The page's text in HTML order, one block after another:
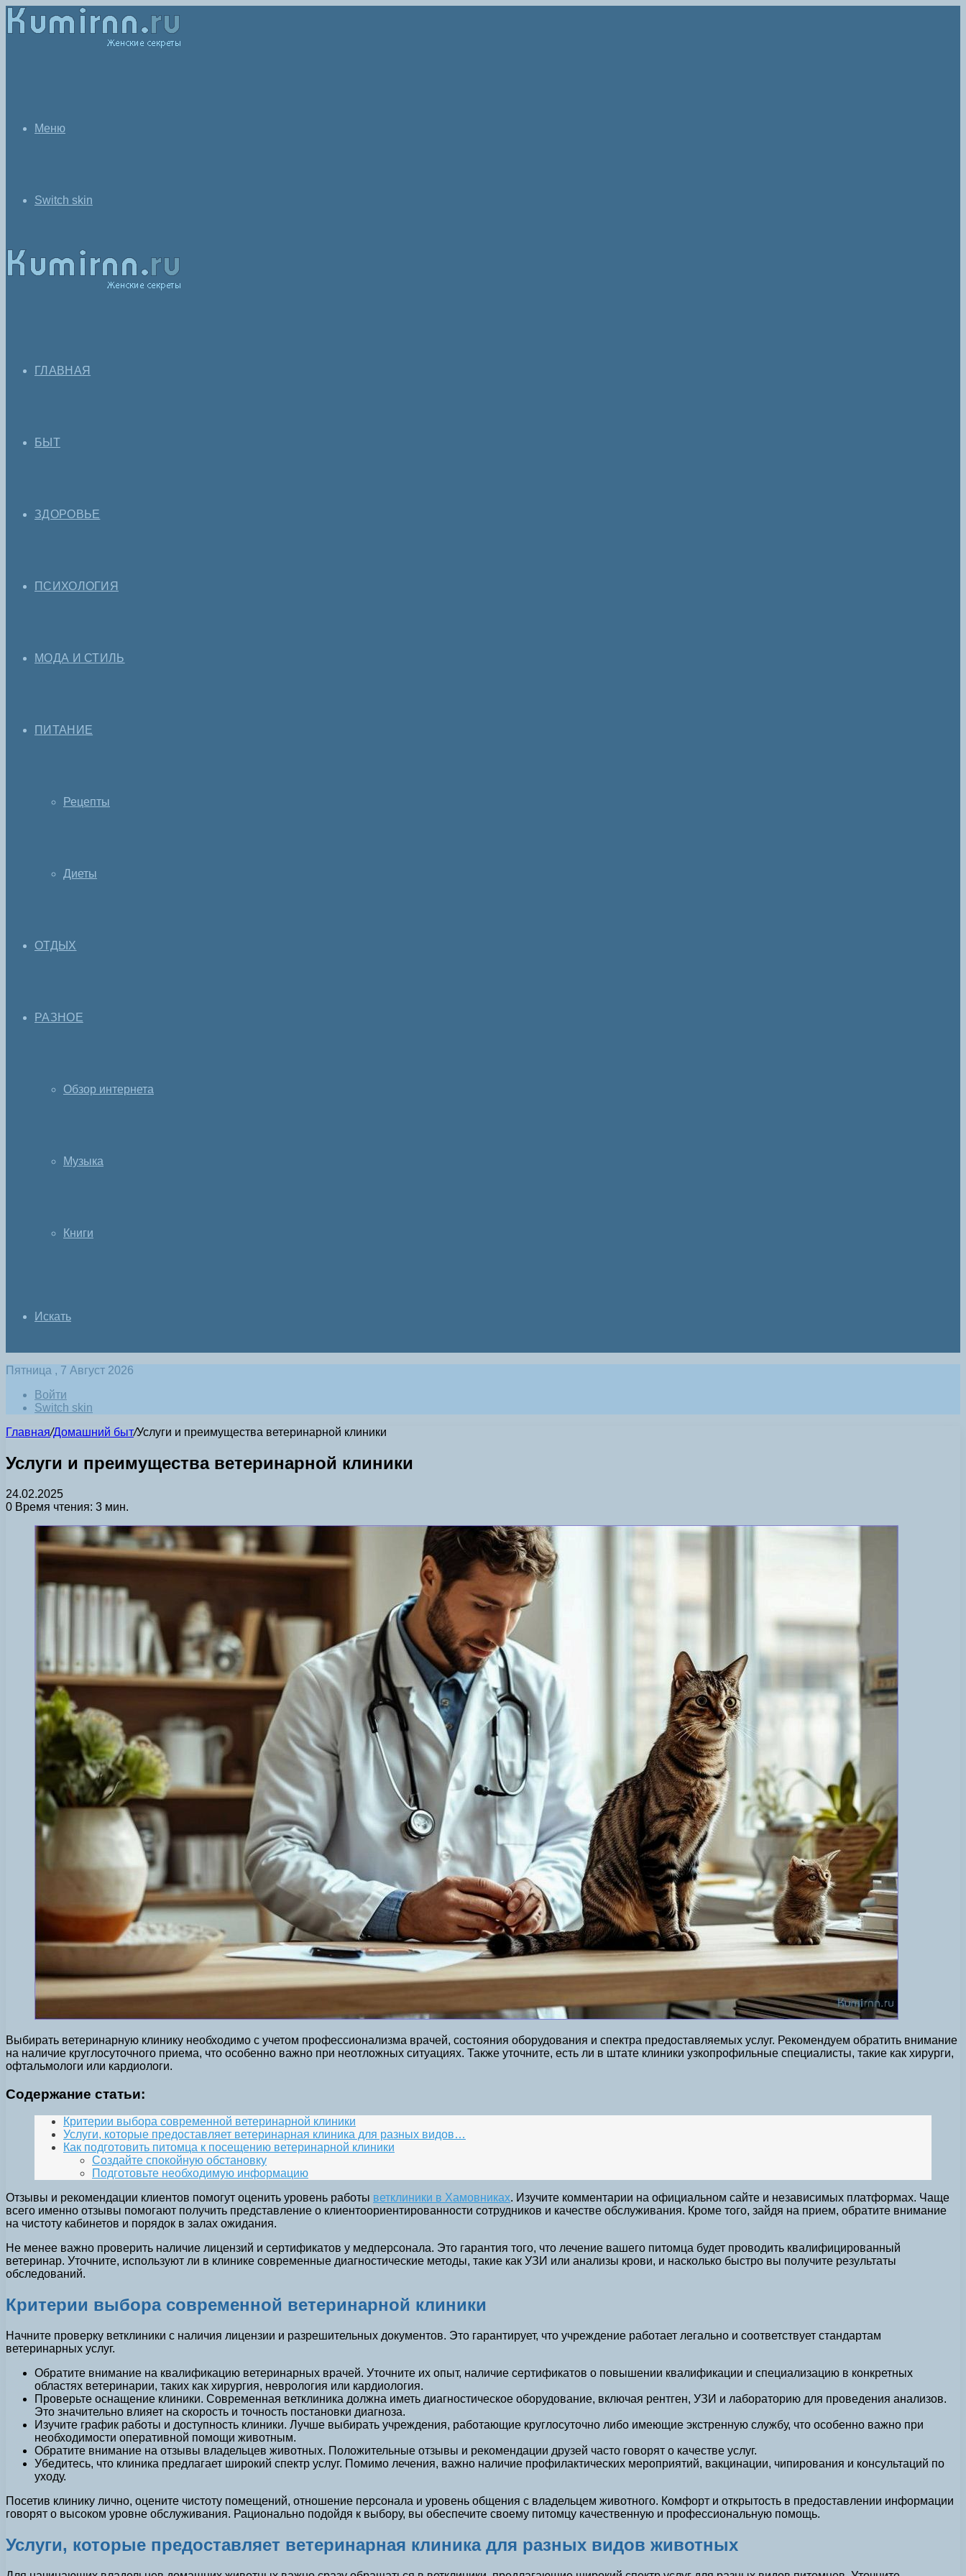
Меню
Switch skin
ГЛАВНАЯ
БЫТ
ЗДОРОВЬЕ
ПСИХОЛОГИЯ
МОДА И СТИЛЬ
ПИТАНИЕ
Рецепты
Диеты
ОТДЫХ
РАЗНОЕ
Обзор интернета
Музыка
Книги
Искать
Пятница , 7 Август 2026
Войти
Switch skin
Главная/Домашний быт/Услуги и преимущества ветеринарной клиники
Услуги и преимущества ветеринарной клиники
24.02.2025
0 Время чтения: 3 мин.
Выбирать ветеринарную клинику необходимо с учетом профессионализма врачей, состояния оборудования и спектра предоставляемых услуг. Рекомендуем обратить внимание
на наличие круглосуточного приема, что особенно важно при неотложных ситуациях. Также уточните, есть ли в штате клиники узкопрофильные специалисты, такие как хирурги,
офтальмологи или кардиологи.
Содержание статьи:
Критерии выбора современной ветеринарной клиники
Услуги, которые предоставляет ветеринарная клиника для разных видов…
Как подготовить питомца к посещению ветеринарной клиники
Создайте спокойную обстановку
Подготовьте необходимую информацию
Отзывы и рекомендации клиентов помогут оценить уровень работы ветклиники в Хамовниках. Изучите комментарии на официальном сайте и независимых платформах. Чаще
всего именно отзывы помогают получить представление о клиентоориентированности сотрудников и качестве обслуживания. Кроме того, зайдя на прием, обратите внимание
на чистоту кабинетов и порядок в залах ожидания.
Не менее важно проверить наличие лицензий и сертификатов у медперсонала. Это гарантия того, что лечение вашего питомца будет проводить квалифицированный
ветеринар. Уточните, используют ли в клинике современные диагностические методы, такие как УЗИ или анализы крови, и насколько быстро вы получите результаты
обследований.
Критерии выбора современной ветеринарной клиники
Начните проверку ветклиники с наличия лицензии и разрешительных документов. Это гарантирует, что учреждение работает легально и соответствует стандартам
ветеринарных услуг.
Обратите внимание на квалификацию ветеринарных врачей. Уточните их опыт, наличие сертификатов о повышении квалификации и специализацию в конкретных
областях ветеринарии, таких как хирургия, неврология или кардиология.
Проверьте оснащение клиники. Современная ветклиника должна иметь диагностическое оборудование, включая рентген, УЗИ и лабораторию для проведения анализов.
Это значительно влияет на скорость и точность постановки диагноза.
Изучите график работы и доступность клиники. Лучше выбирать учреждения, работающие круглосуточно либо имеющие экстренную службу, что особенно важно при
необходимости оперативной помощи животным.
Обратите внимание на отзывы владельцев животных. Положительные отзывы и рекомендации друзей часто говорят о качестве услуг.
Убедитесь, что клиника предлагает широкий спектр услуг. Помимо лечения, важно наличие профилактических мероприятий, вакцинации, чипирования и консультаций по
уходу.
Посетив клинику лично, оцените чистоту помещений, отношение персонала и уровень общения с владельцем животного. Комфорт и открытость в предоставлении информации
говорят о высоком уровне обслуживания. Рационально подойдя к выбору, вы обеспечите своему питомцу качественную и профессиональную помощь.
Услуги, которые предоставляет ветеринарная клиника для разных видов животных